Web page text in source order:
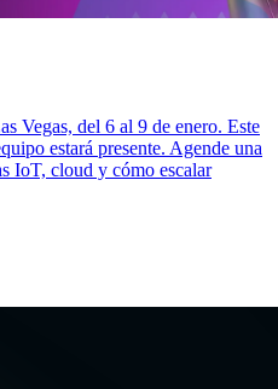
Vegas, del 6 al 9 de enero. Este
estará presente. Agende una
IoT, cloud y cómo escalar